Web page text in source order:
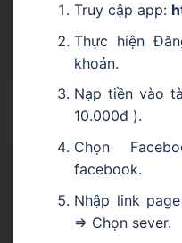
Truy cập app:
Thực hiện
khoản.
Nạp tiền vào
10.000đ ).
Chọn
facebook.
Nhập link
=> Chọn sever.